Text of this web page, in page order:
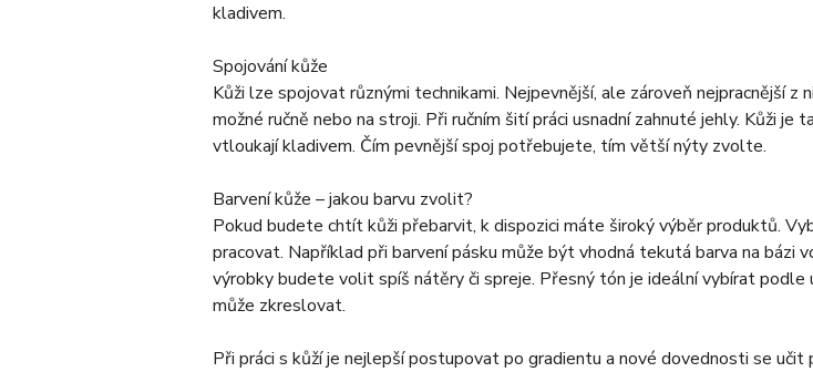
kladivem.
Spojování kůže
Kůži lze spojovat různými technikami. Nejpevnější, ale zároveň nejpracnější z
možné ručně nebo na stroji. Při ručním šití práci usnadní zahnuté jehly. Kůži
vtloukají kladivem. Čím pevnější spoj potřebujete, tím větší nýty zvolte.
Barvení kůže – jakou barvu zvolit?
Pokud budete chtít kůži přebarvit, k dispozici máte široký výběr produktů.
pracovat. Například při barvení pásku může být vhodná tekutá barva na
výrobky budete volit spíš nátěry či spreje. Přesný tón je ideální vybírat podle
může zkreslovat.
Při práci s kůží je nejlepší postupovat po gradientu a nové dovednosti se